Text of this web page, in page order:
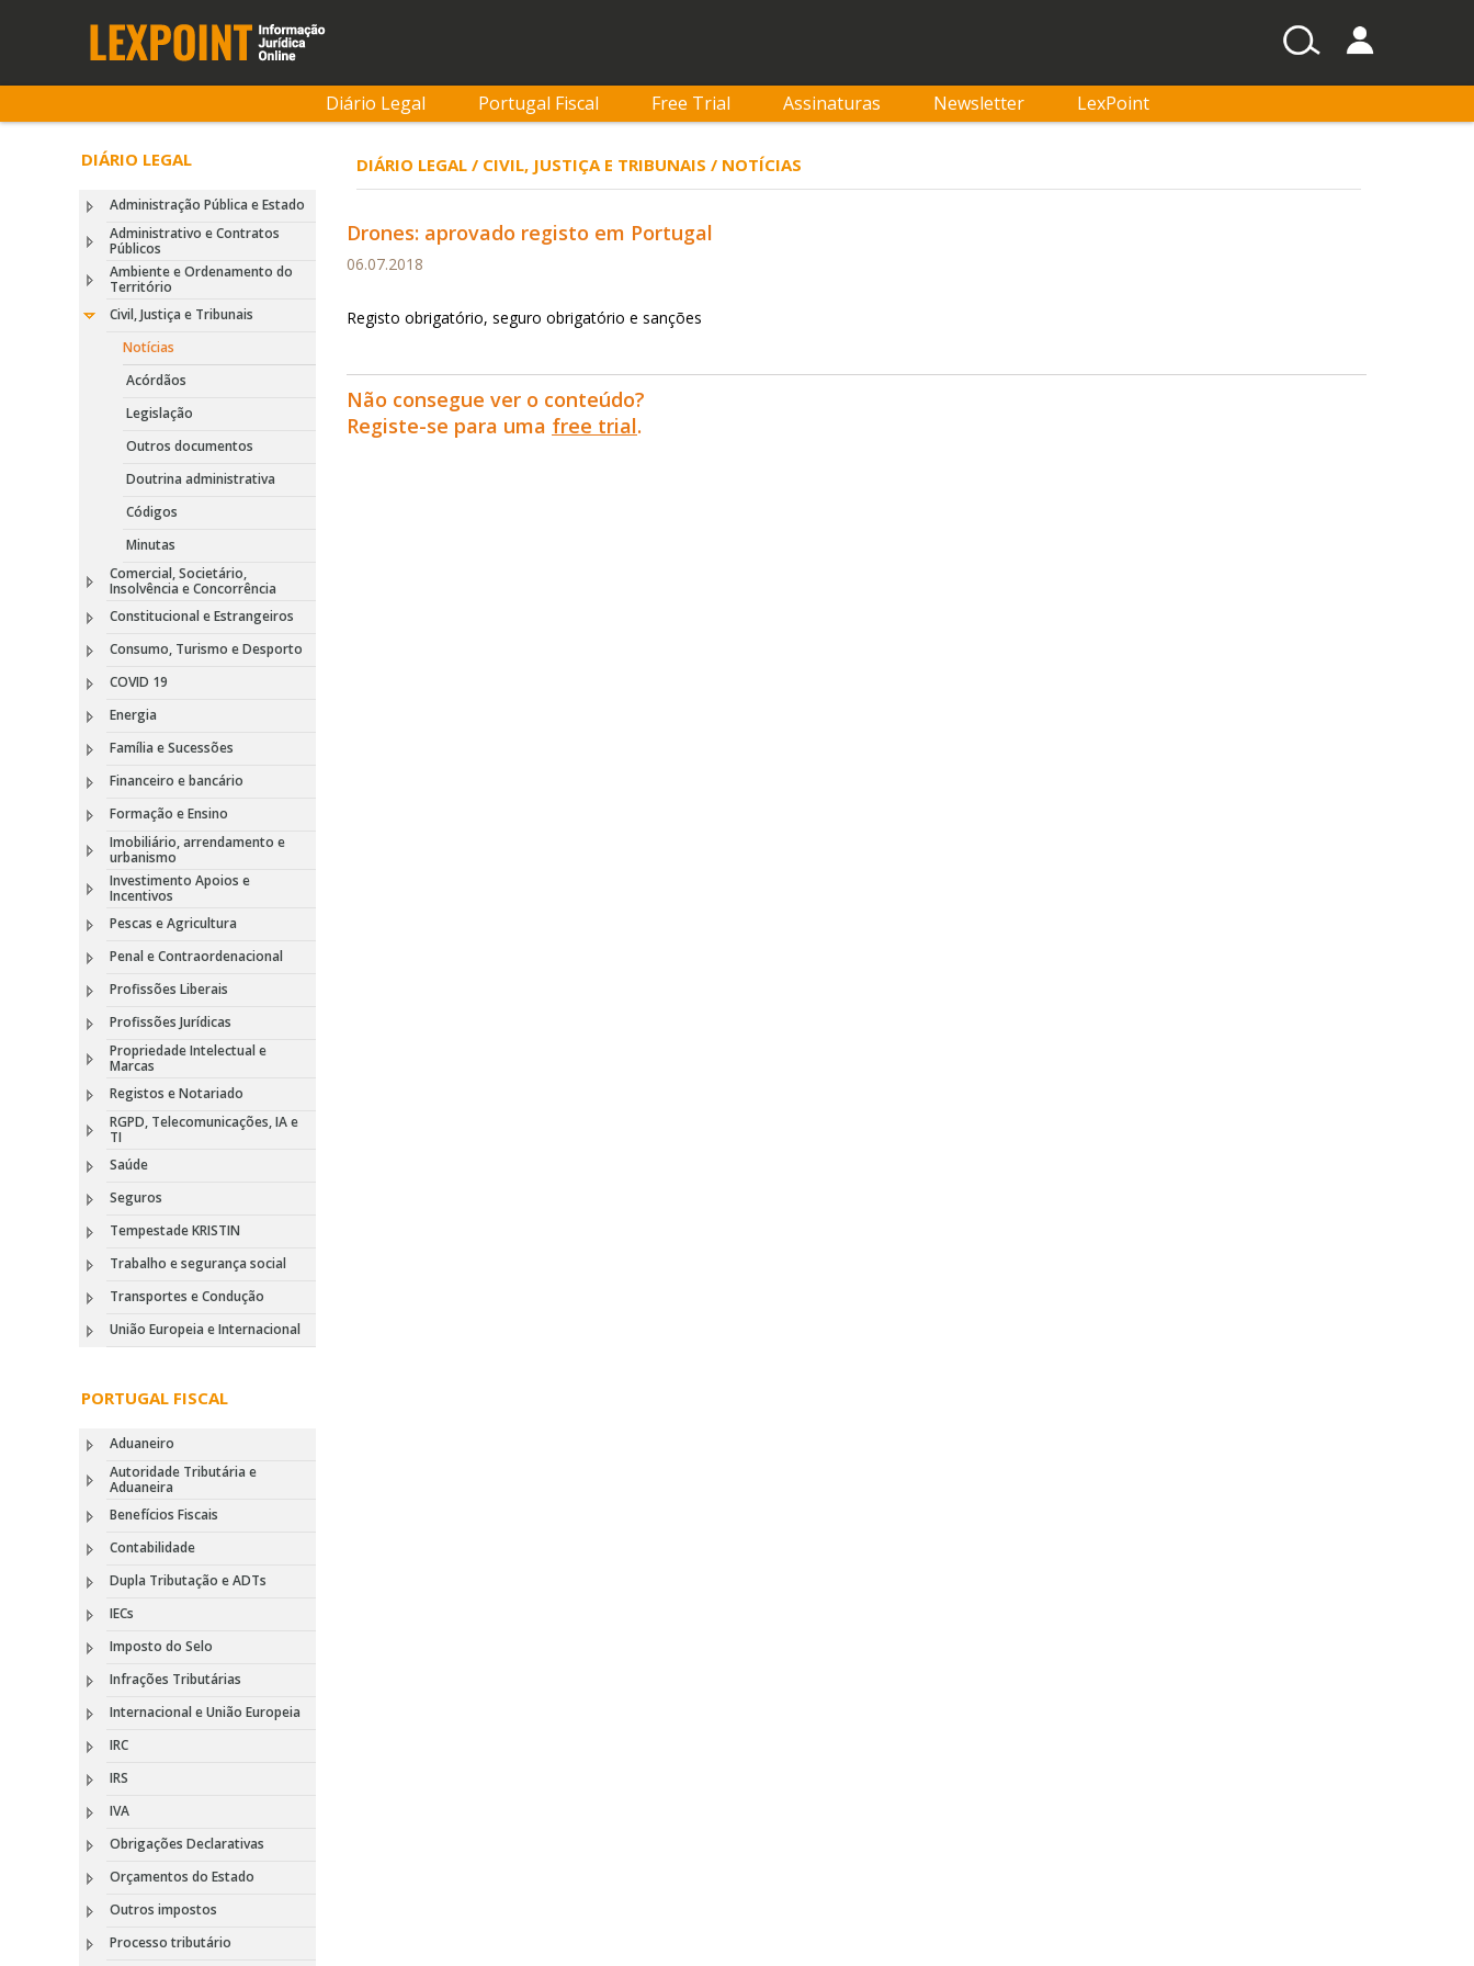
Diário Legal Portugal Fiscal Free Trial Assinaturas Newsletter LexPoint
DIÁRIO LEGAL
Administração Pública e Estado
Administrativo e Contratos
Públicos
Ambiente e Ordenamento do
Território
Civil, Justiça e Tribunais
Notícias
Acórdãos
Legislação
Outros documentos
Doutrina administrativa
Códigos
Minutas
Comercial, Societário,
Insolvência e Concorrência
Constitucional e Estrangeiros
Consumo, Turismo e Desporto
COVID 19
Energia
Família e Sucessões
Financeiro e bancário
Formação e Ensino
Imobiliário, arrendamento e
urbanismo
Investimento Apoios e
Incentivos
Pescas e Agricultura
Penal e Contraordenacional
Profissões Liberais
Profissões Jurídicas
Propriedade Intelectual e
Marcas
Registos e Notariado
RGPD, Telecomunicações, IA e
TI
Saúde
Seguros
Tempestade KRISTIN
Trabalho e segurança social
Transportes e Condução
União Europeia e Internacional
PORTUGAL FISCAL
Aduaneiro
Autoridade Tributária e
Aduaneira
Benefícios Fiscais
Contabilidade
Dupla Tributação e ADTs
IECs
Imposto do Selo
Infrações Tributárias
Internacional e União Europeia
IRC
IRS
IVA
Obrigações Declarativas
Orçamentos do Estado
Outros impostos
Processo tributário
DIÁRIO LEGAL / CIVIL, JUSTIÇA E TRIBUNAIS / NOTÍCIAS
Drones: aprovado registo em Portugal
06.07.2018
Registo obrigatório, seguro obrigatório e sanções
Não consegue ver o conteúdo?
Registe-se para uma free trial.